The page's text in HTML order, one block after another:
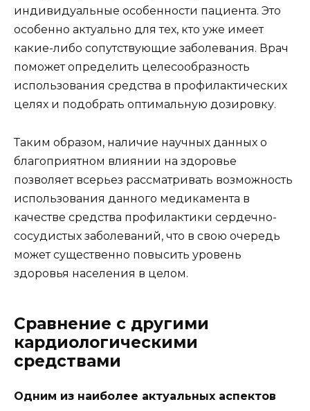
индивидуальные особенности пациента. Это
особенно актуально для тех, кто уже имеет
какие-либо сопутствующие заболевания. Врач
поможет определить целесообразность
использования средства в профилактических
целях и подобрать оптимальную дозировку.
Таким образом, наличие научных данных о
благоприятном влиянии на здоровье
позволяет всерьез рассматривать возможность
использования данного медикамента в
качестве средства профилактики сердечно-
сосудистых заболеваний, что в свою очередь
может существенно повысить уровень
здоровья населения в целом.
Сравнение с другими
кардиологическими
средствами
Одним из наиболее актуальных аспектов